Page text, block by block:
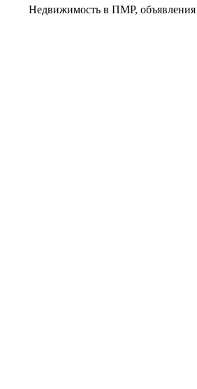
Недвижимость в ПМР, объявления